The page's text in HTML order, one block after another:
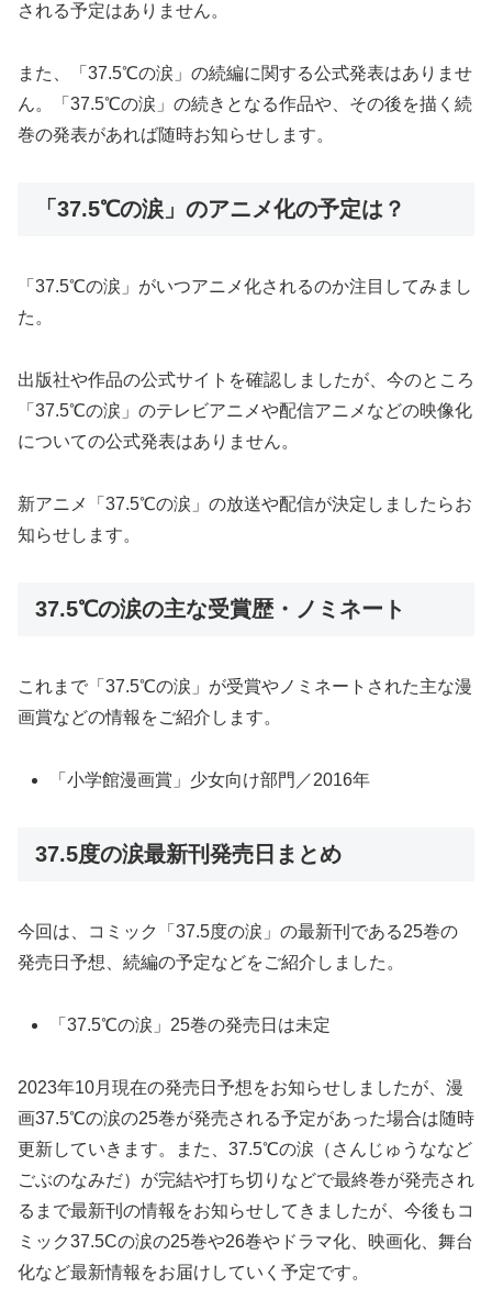
される予定はありません。
また、「37.5℃の涙」の続編に関する公式発表はありませ
ん。「37.5℃の涙」の続きとなる作品や、その後を描く続
巻の発表があれば随時お知らせします。
「37.5℃の涙」のアニメ化の予定は？
「37.5℃の涙」がいつアニメ化されるのか注目してみまし
た。
出版社や作品の公式サイトを確認しましたが、今のところ
「37.5℃の涙」のテレビアニメや配信アニメなどの映像化
についての公式発表はありません。
新アニメ「37.5℃の涙」の放送や配信が決定しましたらお
知らせします。
37.5℃の涙の主な受賞歴・ノミネート
これまで「37.5℃の涙」が受賞やノミネートされた主な漫
画賞などの情報をご紹介します。
「小学館漫画賞」少女向け部門／2016年
37.5度の涙最新刊発売日まとめ
今回は、コミック「37.5度の涙」の最新刊である25巻の
発売日予想、続編の予定などをご紹介しました。
「37.5℃の涙」25巻の発売日は未定
2023年10月現在の発売日予想をお知らせしましたが、漫
画37.5℃の涙の25巻が発売される予定があった場合は随時
更新していきます。また、37.5℃の涙（さんじゅうななど
ごぶのなみだ）が完結や打ち切りなどで最終巻が発売され
るまで最新刊の情報をお知らせしてきましたが、今後もコ
ミック37.5Cの涙の25巻や26巻やドラマ化、映画化、舞台
化など最新情報をお届けしていく予定です。